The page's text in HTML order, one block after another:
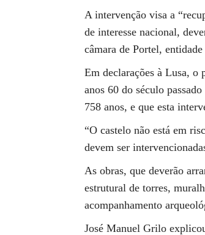
A intervenção visa a
de interesse nacional,
câmara de Portel,
Em declarações à Lusa, o
anos 60 do século
758 anos, e que esta
“O castelo não está em
devem ser
As obras, que deverão
estrutural de torres,
acompanhamento
José Manuel Grilo